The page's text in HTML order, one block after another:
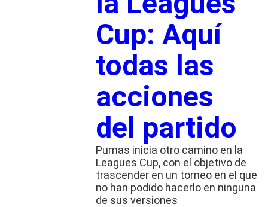
Cup: Aquí
todas las
acciones
del partido
Pumas inicia otro camino en la
Leagues Cup, con el objetivo de
trascender en un torneo en el que
no han podido hacerlo en ninguna
de sus versiones